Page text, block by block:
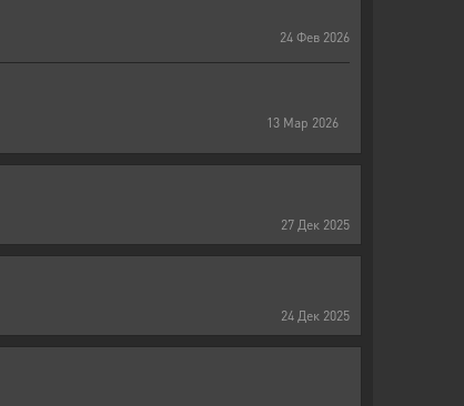
24 Фев 2026
13 Мар 2026
27 Дек 2025
24 Дек 2025